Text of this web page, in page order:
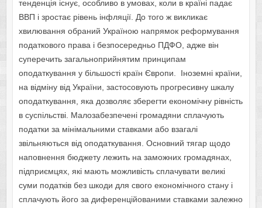
тенденція існує, особливо в умовах, коли в країні падає
ВВП і зростає рівень інфляції. До того ж викликає
хвилювання обраний Україною напрямок реформування
податкового права і безпосередньо ПДФО, адже він
суперечить загальноприйнятим принципам
оподаткування у більшості країн Європи. Іноземні країни,
на відміну від України, застосовують прогресивну шкалу
оподаткування, яка дозволяє зберегти економічну рівність
в суспільстві. Малозабезпечені громадяни сплачують
податки за мінімальними ставками або взагалі
звільняються від оподаткування. Основний тягар щодо
наповнення бюджету лежить на заможних громадянах,
підприємцях, які мають можливість сплачувати великі
суми податків без шкоди для свого економічного стану і
сплачують його за диференційованими ставками залежно